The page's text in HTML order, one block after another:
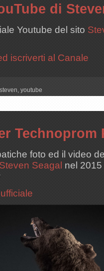
di
Youtube del sito
iscriverti al Canale
steven, youtube
Technoprom
foto ed il video
Steven Seagal nel